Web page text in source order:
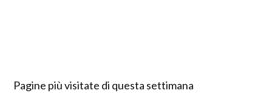
Pagine più visitate di questa settimana